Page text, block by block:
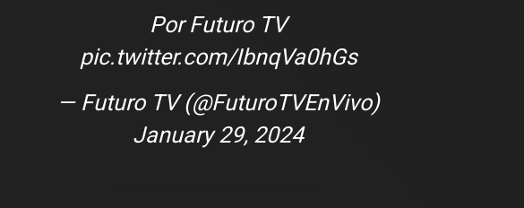
Por Futuro TV
pic.twitter.com/IbnqVa0hGs
— Futuro TV (@FuturoTVEnVivo)
January 29, 2024